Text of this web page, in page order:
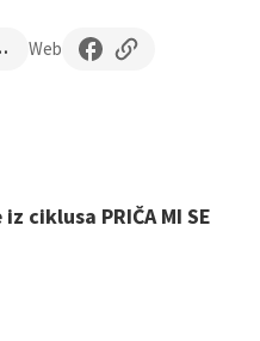
Web
ciklusa PRIČA MI SE